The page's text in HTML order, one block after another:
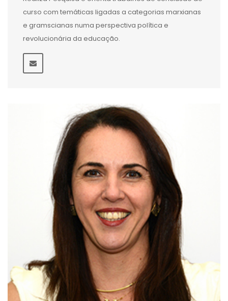
curso com temáticas ligadas a categorias marxianas
e gramscianas numa perspectiva política e
revolucionária da educação.